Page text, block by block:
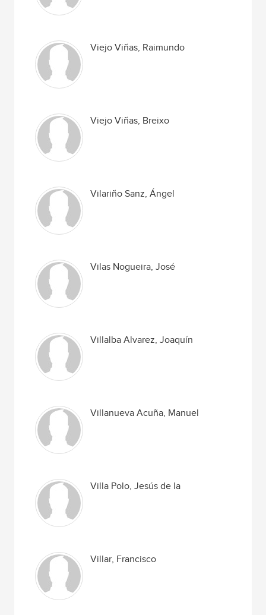
Viejo Viñas, Raimundo
Viejo Viñas, Breixo
Vilariño Sanz, Ángel
Vilas Nogueira, José
Villalba Alvarez, Joaquín
Villanueva Acuña, Manuel
Villa Polo, Jesús de la
Villar, Francisco